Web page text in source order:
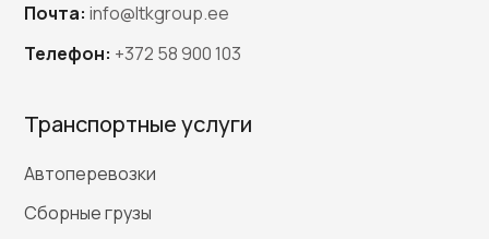
Почта: info@ltkgroup.ee
Телефон: +372 58 900 103
Транспортные услуги
Автоперевозки
Сборные грузы